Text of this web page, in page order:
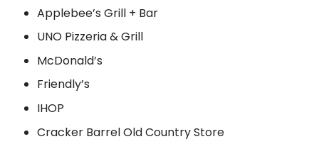
Applebee’s Grill + Bar
UNO Pizzeria & Grill
McDonald’s
Friendly’s
IHOP
Cracker Barrel Old Country Store